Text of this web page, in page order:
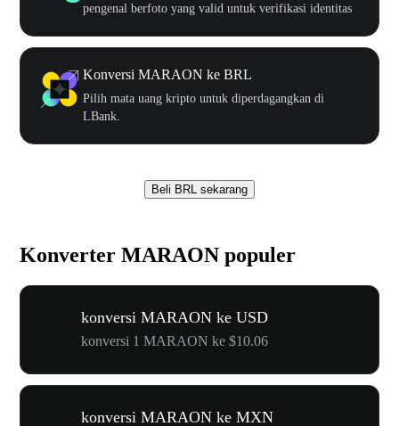
pengenal berfoto yang valid untuk verifikasi identitas
Konversi MARAON ke BRL
Pilih mata uang kripto untuk diperdagangkan di
LBank.
Beli BRL sekarang
Konverter MARAON populer
konversi MARAON ke USD
konversi 1 MARAON ke $10.06
konversi MARAON ke MXN